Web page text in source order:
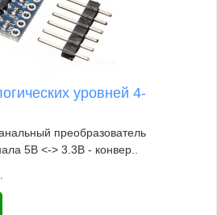
уровней 4-
преобразователь
5В <-> 3.3В - конвер..